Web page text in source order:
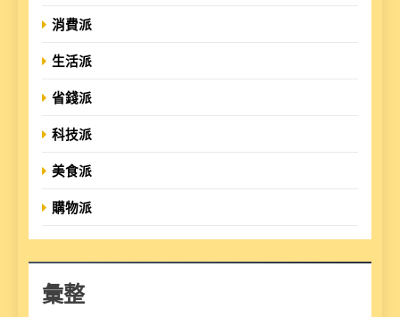
消費派
生活派
省錢派
科技派
美食派
購物派
彙整